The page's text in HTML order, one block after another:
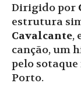
Dirigido por
estrutura
Cavalcante,
canção, um
pelo
Porto.